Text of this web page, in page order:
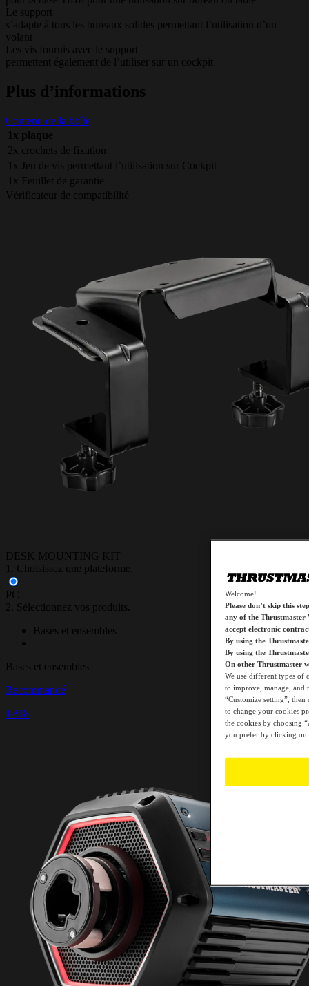
Le support
s’adapte à tous les bureaux solides permettant l’utilisation d’un
volant
Les vis fournis avec le support
permettent également de l’utiliser sur un cockpit
Plus d’informations
Contenu de la boîte
1x plaque
2x crochets de fixation
1x Jeu de vis permettant l’utilisation sur Cockpit
1x Feuillet de garantie
Vérificateur de compatibilité
DESK MOUNTING KIT
1. Choisissez une plateforme.
PC
2. Sélectionnez vos produits.
Bases et ensembles
Bases et ensembles
Recommandé
T818
Welcome!
Please don’t skip this step
any of the Thrustmaster
accept electronic
By using the
By using the
On other Thrustmaster
We use different types of
to improve, manage, and
“Customize setting”,
to change your cookies
the cookies by choosing
you prefer by clicking on